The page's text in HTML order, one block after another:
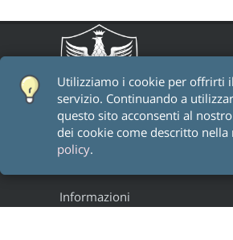
Informazioni
Utilizziamo i cookie per offrirti
servizio. Continuando a
questo sito acconsenti al
dei cookie come descritto nella
policy.